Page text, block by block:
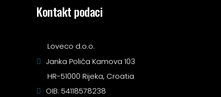
Kontakt podaci
Loveco d.o.o.
Janka Polića Kamova 103
HR-51000 Rijeka, Croatia
OIB: 54118578238